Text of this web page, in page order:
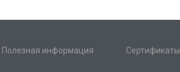
Полезная информация Сертификаты